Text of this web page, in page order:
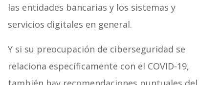
las entidades bancarias y los sistemas y
servicios digitales en general.
Y si su preocupación de ciberseguridad se
relaciona específicamente con el COVID-19,